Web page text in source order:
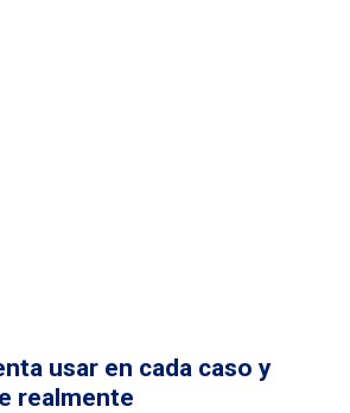
usar en cada caso y
realmente